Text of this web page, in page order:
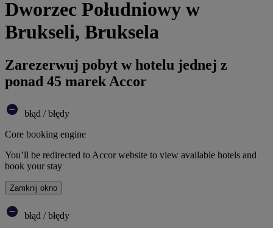
Dworzec Południowy w
Brukseli, Bruksela
Zarezerwuj pobyt w hotelu jednej z
ponad 45 marek Accor
błąd / błędy
Core booking engine
You’ll be redirected to Accor website to view available hotels and
book your stay
Zamknij okno
błąd / błędy